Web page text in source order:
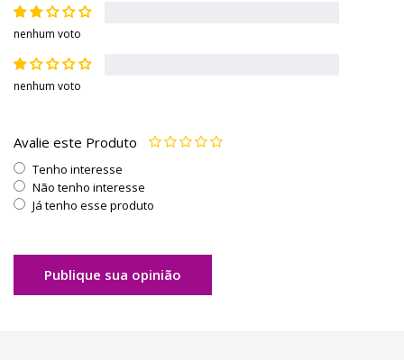
nenhum voto
nenhum voto
Avalie este Produto
Tenho interesse
Não tenho interesse
Já tenho esse produto
Publique sua opinião